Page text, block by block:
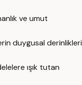
ve umut
duygusal derinlikleri
ışık tutan